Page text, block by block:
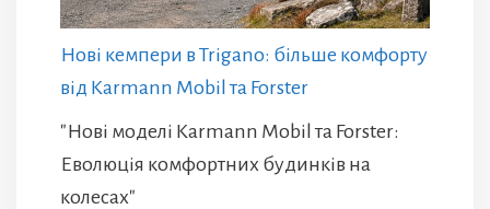
Нові кемпери в Trigano: більше комфорту
від Karmann Mobil та Forster
"Нові моделі Karmann Mobil та Forster:
Еволюція комфортних будинків на
колесах"